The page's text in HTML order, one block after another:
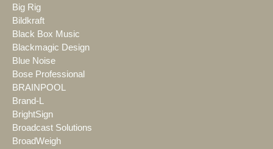
Big Rig
Bildkraft
Black Box Music
Blackmagic Design
Blue Noise
Bose Professional
BRAINPOOL
Brand-L
BrightSign
Broadcast Solutions
BroadWeigh